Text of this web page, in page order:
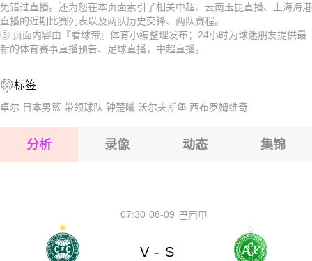
2026-08-17 【中超】 云南玉昆VS上海海港
2026-08-17 【中超】 云南玉昆VS上海海港
2026-08-17 【中超】 云南玉昆VS上海海港
2026-08-17 【中超】 云南玉昆VS上海海港
2026-08-17 【中超】 云南玉昆VS上海海港
免错过直播。还为您在本页面索引了相关中超、云南玉昆直播、上海海港
直播的近期比赛列表以及两队历史交锋、两队赛程。
③.页面内容由『看球帝』体育小编整理发布；24小时为球迷朋友提供最
新的体育赛事直播预告、足球直播，中超直播。
标签
卓尔 日本男篮 带领球队 钟楚曦 沃尔夫斯堡 西布罗姆维奇
分析 录像 动态 集锦
08-09
07:30 巴西甲
V - S